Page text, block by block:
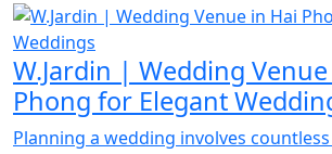
W.Jardin | Wedding
Phong for Elegant
Planning a wedding involves